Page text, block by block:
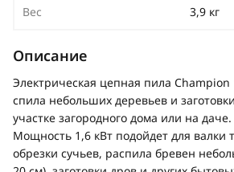
Вес 3,9 кг
Описание
Электрическая цепная пила Champion
спила небольших деревьев и
участке загородного дома или на даче.
Мощность 1,6 кВт подойдет для валки
обрезки сучьев, распила бревен